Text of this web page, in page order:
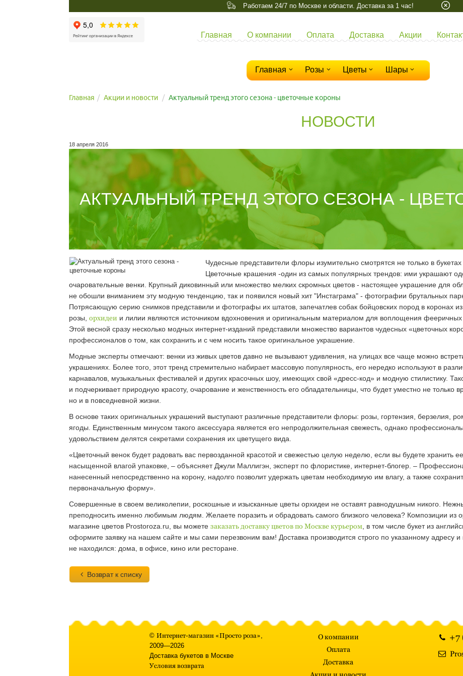
Работаем 24/7 по Москве и области. Доставка за 1 час!
Главная О компании Оплата Доставка Акции
Главная Розы Цветы Шары
Главная Акции и новости Актуальный тренд этого сезона - цветочные короны
НОВОСТИ
18 апреля 2016
АКТУАЛЬНЫЙ ТРЕНД ЭТОГО СЕЗОНА -
Чудесные представители флоры изумительно смотрятся не только в
Цветочные крашения -один из самых популярных трендов: ими украшают
очаровательные венки. Крупный диковинный или множество мелких скромных цветов - настоящее украшение для
не обошли вниманием эту модную тенденцию, так и появился новый хит "Инстаграма" - фотографии брутальных
Потрясающую серию снимков представили и фотографы их штатов, запечатлев собак бойцовских пород в коронах
розы, орхидеи и лилии являются источником вдохновения и оригинальным материалом для воплощения фееричных
Этой весной сразу несколько модных интернет-изданий представили множество вариантов чудесных «цветочных
профессионалов о том, как сохранить и с чем носить такое оригинальное украшение.
Модные эксперты отмечают: венки из живых цветов давно не вызывают удивления, на улицах все чаще можно
украшениях. Более того, этот тренд стремительно набирает массовую популярность, его нередко используют в
карнавалов, музыкальных фестивалей и других красочных шоу, имеющих свой «дресс-код» и модную стилистику.
и подчеркивает природную красоту, очарование и женственность его обладательницы, что будет уместно не только
но и в повседневной жизни.
В основе таких оригинальных украшений выступают различные представители флоры: розы, гортензия, берзелия,
ягоды. Единственным минусом такого аксессуара является его непродолжительная свежесть, однако
удовольствием делятся секретами сохранения их цветущего вида.
«Цветочный венок будет радовать вас первозданной красотой и свежестью целую неделю, если вы будете хранить
насыщенной влагой упаковке, – объясняет Джули Маллигэн, эксперт по флористике, интернет-блогер. –
нанесенный непосредственно на корону, надолго позволит удержать цветам необходимую им влагу, а также
первоначальную форму».
Совершенные в своем великолепии, роскошные и изысканные цветы орхидеи не оставят равнодушным никого.
преподносить именно любимым людям. Желаете поразить и обрадовать самого близкого человека? Композиции
магазине цветов Prostoroza.ru, вы можете заказать доставку цветов по Москве курьером , в том числе букет из
оформите заявку на нашем сайте и мы сами перезвоним вам! Доставка производится строго по указанному адресу и
не находился: дома, в офисе, кино или ресторане.
Возврат к списку
© Интернет-магазин «Просто роза»,
2009—2026
Доставка букетов в Москве
Условия возврата
О компании
Оплата
Доставка
+7